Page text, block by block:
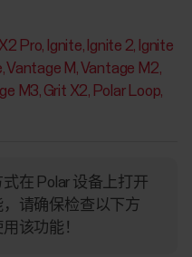
Pro Ignite Ignite 2 Ignite
Vantage M Vantage M2
M3 Grit X2 Polar Loop
在 Polar 设备上打开
请确保检查以下方
该功能！